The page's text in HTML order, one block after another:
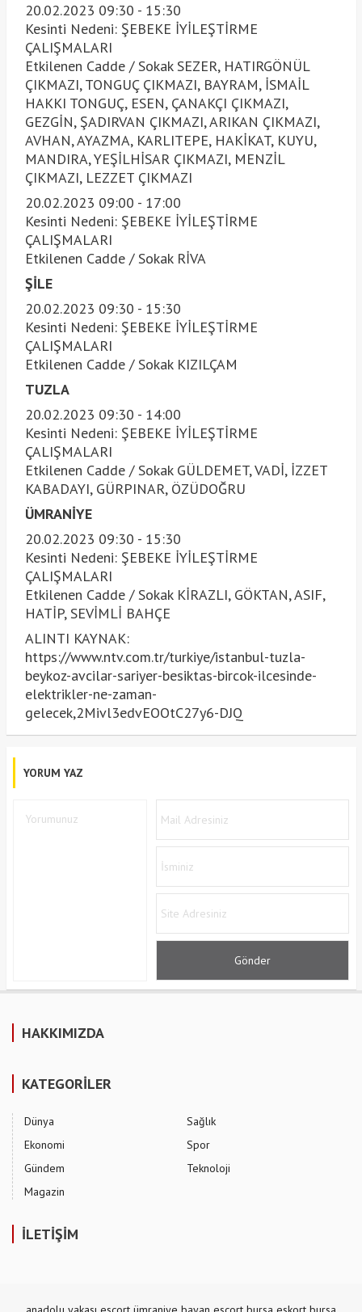
20.02.2023 09:30 - 15:30
Kesinti Nedeni: ŞEBEKE İYİLEŞTİRME
ÇALIŞMALARI
Etkilenen Cadde / Sokak SEZER, HATIRGÖNÜL
ÇIKMAZI, TONGUÇ ÇIKMAZI, BAYRAM, İSMAİL
HAKKI TONGUÇ, ESEN, ÇANAKÇI ÇIKMAZI,
GEZGİN, ŞADIRVAN ÇIKMAZI, ARIKAN ÇIKMAZI,
AVHAN, AYAZMA, KARLITEPE, HAKİKAT, KUYU,
MANDIRA, YEŞİLHİSAR ÇIKMAZI, MENZİL
ÇIKMAZI, LEZZET ÇIKMAZI
20.02.2023 09:00 - 17:00
Kesinti Nedeni: ŞEBEKE İYİLEŞTİRME
ÇALIŞMALARI
Etkilenen Cadde / Sokak RİVA
ŞİLE
20.02.2023 09:30 - 15:30
Kesinti Nedeni: ŞEBEKE İYİLEŞTİRME
ÇALIŞMALARI
Etkilenen Cadde / Sokak KIZILÇAM
TUZLA
20.02.2023 09:30 - 14:00
Kesinti Nedeni: ŞEBEKE İYİLEŞTİRME
ÇALIŞMALARI
Etkilenen Cadde / Sokak GÜLDEMET, VADİ, İZZET
KABADAYI, GÜRPINAR, ÖZÜDOĞRU
ÜMRANİYE
20.02.2023 09:30 - 15:30
Kesinti Nedeni: ŞEBEKE İYİLEŞTİRME
ÇALIŞMALARI
Etkilenen Cadde / Sokak KİRAZLI, GÖKTAN, ASIF,
HATİP, SEVİMLİ BAHÇE
ALINTI KAYNAK:
https://www.ntv.com.tr/turkiye/istanbul-tuzla-
beykoz-avcilar-sariyer-besiktas-bircok-ilcesinde-
elektrikler-ne-zaman-
gelecek,2Mivl3edvEOOtC27y6-DJQ
YORUM YAZ
HAKKIMIZDA
KATEGORİLER
Dünya
Ekonomi
Gündem
Magazin
Sağlık
Spor
Teknoloji
İLETİŞİM